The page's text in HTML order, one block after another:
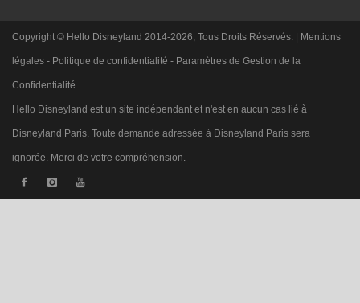
Copyright © Hello Disneyland 2014-2026, Tous Droits Réservés. | Mentions
légales - Politique de confidentialité - Paramètres de Gestion de la
Confidentialité
Hello Disneyland est un site indépendant et n'est en aucun cas lié à
Disneyland Paris. Toute demande adressée à Disneyland Paris sera
ignorée. Merci de votre compréhension.